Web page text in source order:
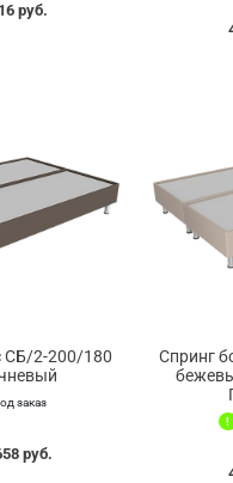
руб.
СБ/2-200/180
заказ
руб.
Спринг